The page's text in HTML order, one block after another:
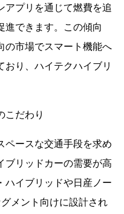
アプリを通じて燃費を追
進できます。この傾向
の市場でスマート機能へ
り、ハイテクハイブリ
こだわり
ペースな交通手段を求め
ブリッドカーの需要が高
ハイブリッドや日産ノー
メント向けに設計され